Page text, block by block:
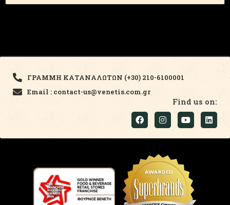
ΓΡΑΜΜΗ ΚΑΤΑΝΑΛΩΤΩΝ (+30) 210-6100001
Email : contact-us@venetis.com.gr
Find us on: